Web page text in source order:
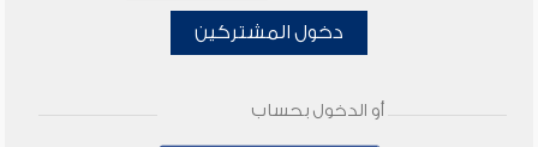
دخول المشتركين
أو الدخول بحساب